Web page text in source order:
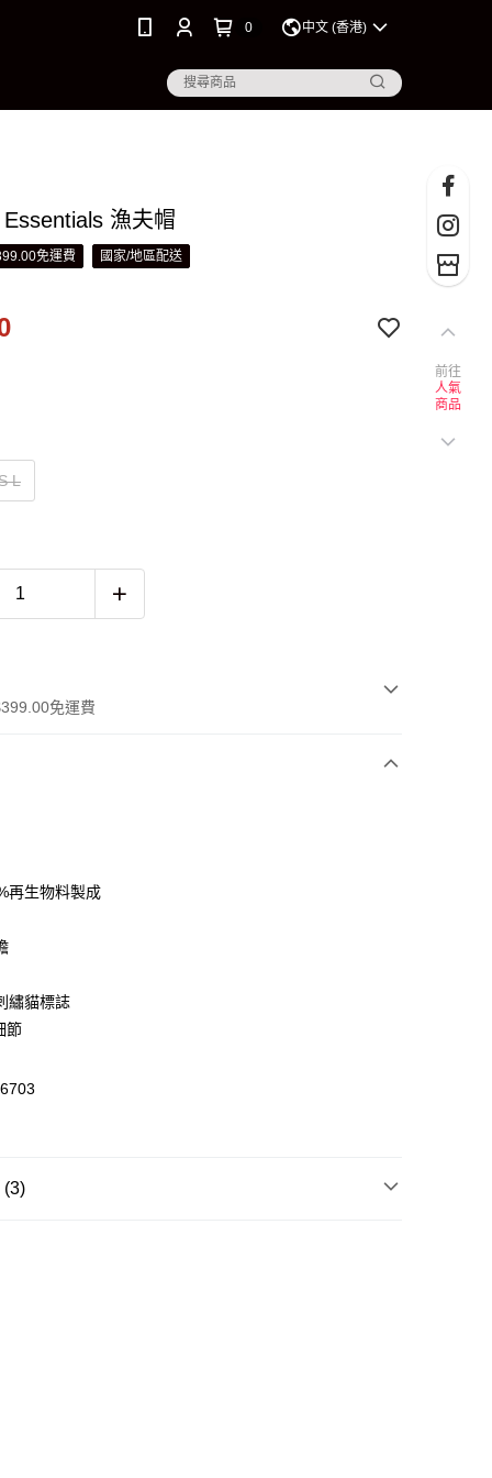
0 中文 (香港)
漁夫帽
免運費 國家/地區配送
L
免運費
Pay, UnionPay, FPS
可享免運費優惠
滿HK$399.00或以上免運費
再生物料製成
繡貓標誌
節
(3)
前往
人氣
商品